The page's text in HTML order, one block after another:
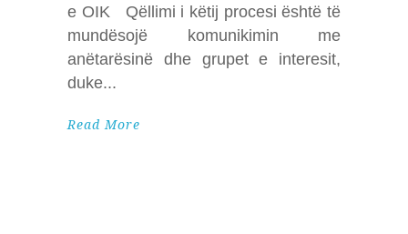
e OIK Qëllimi i këtij procesi është të
mundësojë komunikimin me
anëtarësinë dhe grupet e interesit,
duke
Read More